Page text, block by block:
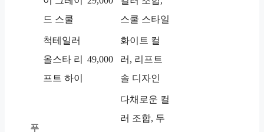
드 스쿨
스쿨 스타일
척테일러
올스타 리
프트 하이
49,000
화이트 컬
러, 리프트
솔 디자인
푸
다채로운 컬
러 조합, 두